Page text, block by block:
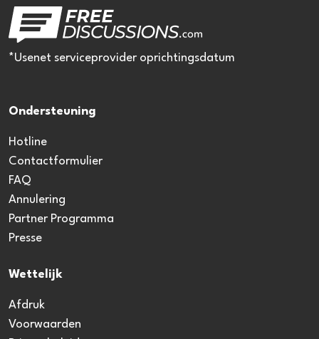
*Usenet serviceprovider oprichtingsdatum
Ondersteuning
Hotline
Contactformulier
FAQ
Annulering
Partner Programma
Presse
Wettelijk
Afdruk
Voorwaarden